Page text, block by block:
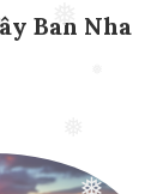
Ban Nha